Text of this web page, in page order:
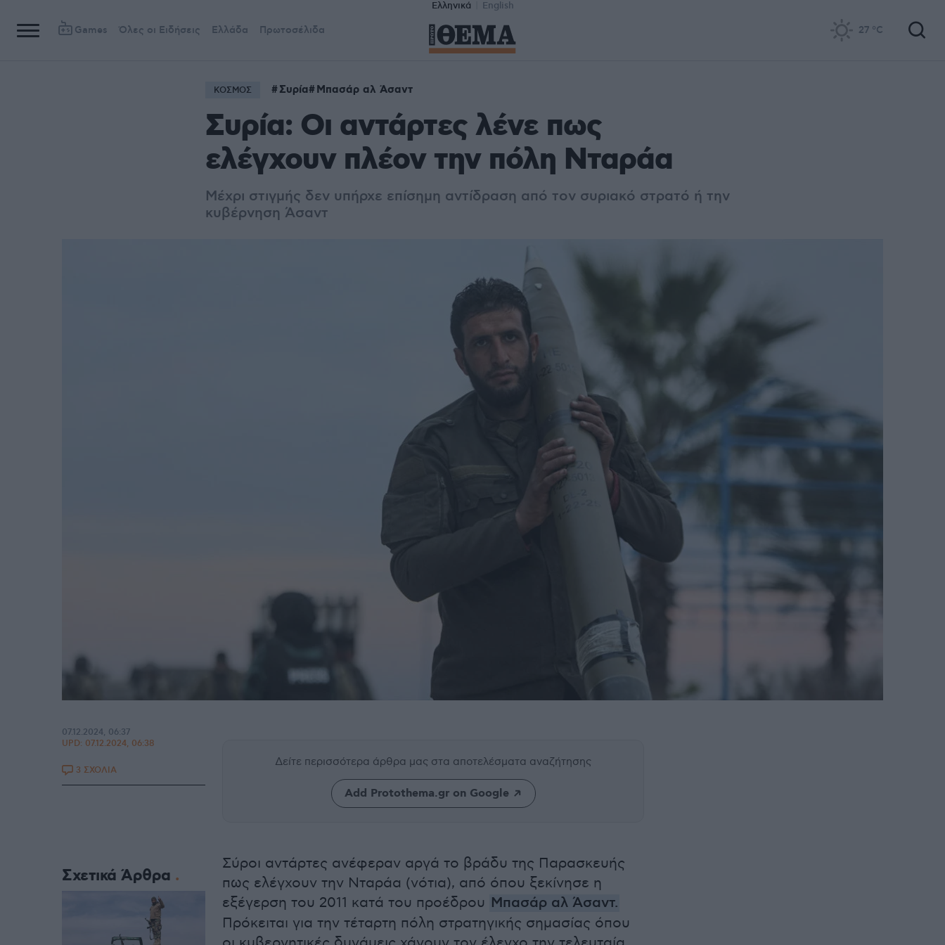
Ελληνικά English
Games Όλες οι Ειδήσεις Ελλάδα Πρωτοσέλιδα 27 °C
ΚΟΣΜΟΣ Συρία Μπασάρ αλ Άσαντ
Συρία: Οι αντάρτες λένε πως
ελέγχουν πλέον την πόλη Νταράα
Μέχρι στιγμής δεν υπήρχε επίσημη αντίδραση από τον συριακό στρατό ή την
κυβέρνηση Άσαντ
Δείτε περισσότερα άρθρα μας στα αποτελέσματα αναζήτησης
Add Protothema.gr on Google
Σύροι αντάρτες ανέφεραν αργά το βράδυ της Παρασκευής
πως ελέγχουν την Νταράα (νότια), από όπου ξεκίνησε η
εξέγερση του 2011 κατά του προέδρου Μπασάρ αλ Άσαντ.
Πρόκειται για την τέταρτη πόλη στρατηγικής σημασίας όπου
07.12.2024, 06:37
UPD: 07.12.2024, 06:38
3 ΣΧΟΛΙΑ
Σχετικά Άρθρα